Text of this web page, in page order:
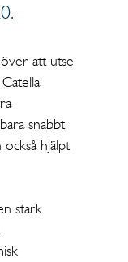
över att utse
snabbt
hjälpt
stark